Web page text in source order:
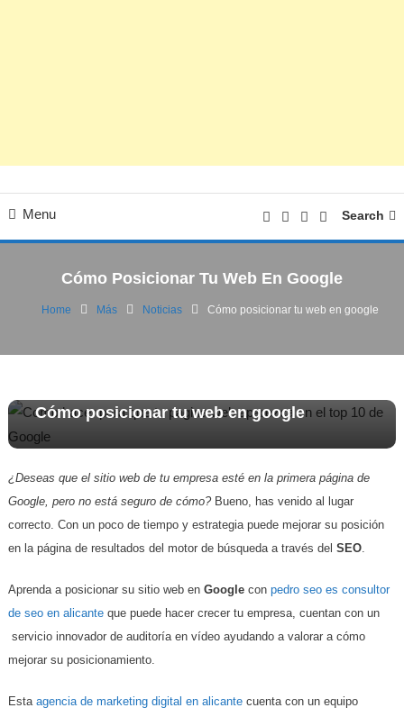
Menu Search
Cómo Posicionar Tu Web En Google
Home Más Noticias Cómo posicionar tu web en google
Cómo posicionar tu web en google
¿Deseas que el sitio web de tu empresa esté en la primera página de
Google, pero no está seguro de cómo?Bueno, has venido al lugar
correcto. Con un poco de tiempo y estrategia puede mejorar su posición
en la página de resultados del motor de búsqueda a través del SEO.
Aprenda a posicionar su sitio web en Googlecon pedro seo es consultor
de seo en alicanteque puede hacer crecer tu empresa, cuentan con un
servicio innovador de auditoría en vídeo ayudando a valorar a cómo
mejorar su posicionamiento.
Esta agencia de marketing digital en alicantecuenta con un equipo